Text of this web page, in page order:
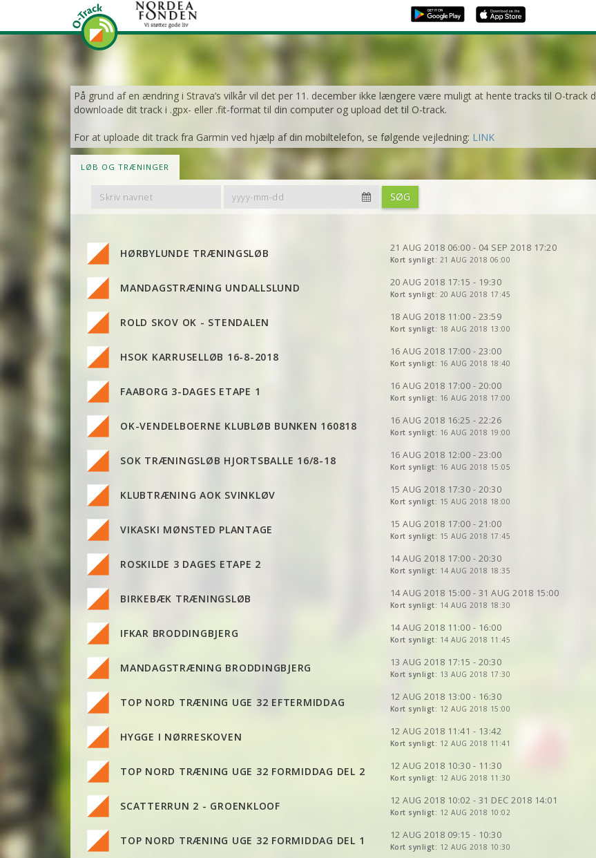
På grund af en ændring i Strava’s vilkår vil det per 11. december ikke længere være muligt at hente tracks til O-
downloade dit track i .gpx- eller .fit-format til din computer og upload det til O-track.
For at uploade dit track fra Garmin ved hjælp af din mobiltelefon, se følgende vejledning: LINK
LØB OG TRÆNINGER
Filter
By
By
SØG
HØRBYLUNDE TRÆNINGSLØB 21 AUG 2018 06:00 - 04 SEP 2018 17:20
Kort synligt: 21 AUG 2018 06:00
2DRERUN
2DRERUN
2DRERUN
MANDAGSTRÆNING UNDALLSLUND 20 AUG 2018 17:15 - 19:30
Kort synligt: 20 AUG 2018 17:45
2DRERUN
2DRERUN
2DRERUN
ROLD SKOV OK - STENDALEN 18 AUG 2018 11:00 - 23:59
Kort synligt: 18 AUG 2018 13:00
2DRERUN
2DRERUN
2DRERUN
2DRERUN
HSOK KARRUSELLØB 16-8-2018 16 AUG 2018 17:00 - 23:00
Kort synligt: 16 AUG 2018 18:40
2DRERUN
2DRERUN
2DRERUN
FAABORG 3-DAGES ETAPE 1 16 AUG 2018 17:00 - 20:00
Kort synligt: 16 AUG 2018 17:00
2DRERUN
2DRERUN
2DRERUN
2DRERUN
2DRERUN
OK-VENDELBOERNE KLUBLØB BUNKEN 160818 16 AUG 2018 16:25 - 22:26
Kort synligt: 16 AUG 2018 19:00
2DRERUN
2DRERUN
2DRERUN
2DRERUN
2DRERUN
2DRERUN
SOK TRÆNINGSLØB HJORTSBALLE 16/8-18 16 AUG 2018 12:00 - 23:00
Kort synligt: 16 AUG 2018 15:05
2DRERUN
2DRERUN
2DRERUN
VIS
2DRERUN
2DRERUN
2DRERUN
KLUBTRÆNING AOK SVINKLØV 15 AUG 2018 17:30 - 20:30
Kort synligt: 15 AUG 2018 18:00
VIS
2DRERUN
2DRERUN
2DRERUN
VIKASKI MØNSTED PLANTAGE 15 AUG 2018 17:00 - 21:00
Kort synligt: 15 AUG 2018 17:45
VIS
2DRERUN
2DRERUN
2DRERUN
2DRERUN
2DRERUN
ROSKILDE 3 DAGES ETAPE 2 14 AUG 2018 17:00 - 20:30
Kort synligt: 14 AUG 2018 18:35
2DRERUN
2DRERUN
2DRERUN
2DRERUN
2DRERUN
BIRKEBÆK TRÆNINGSLØB 14 AUG 2018 15:00 - 31 AUG 2018 15:00
Kort synligt: 14 AUG 2018 18:30
2DRERUN
2DRERUN
2DRERUN
2DRERUN
2DRERUN
IFKAR BRODDINGBJERG 14 AUG 2018 11:00 - 16:00
Kort synligt: 14 AUG 2018 11:45
2DRERUN
2DRERUN
2DRERUN
MANDAGSTRÆNING BRODDINGBJERG 13 AUG 2018 17:15 - 20:30
Kort synligt: 13 AUG 2018 17:30
2DRERUN
2DRERUN
2DRERUN
TOP NORD TRÆNING UGE 32 EFTERMIDDAG 12 AUG 2018 13:00 - 16:30
Kort synligt: 12 AUG 2018 15:00
2DRERUN
2DRERUN
HYGGE I NØRRESKOVEN 12 AUG 2018 11:41 - 13:42
Kort synligt: 12 AUG 2018 11:41
2DRERUN
TOP NORD TRÆNING UGE 32 FORMIDDAG DEL 2 12 AUG 2018 10:30 - 11:30
Kort synligt: 12 AUG 2018 11:30
2DRERUN
SCATTERRUN 2 - GROENKLOOF 12 AUG 2018 10:02 - 31 DEC 2018 14:01
Kort synligt: 12 AUG 2018 10:02
2DRERUN
TOP NORD TRÆNING UGE 32 FORMIDDAG DEL 1 12 AUG 2018 09:15 - 10:30
Kort synligt: 12 AUG 2018 10:30
2DRERUN
2DRERUN
2DRERUN
2DRERUN
VIS
2DRERUN
VIS
2DRERUN
VIS
2DRERUN